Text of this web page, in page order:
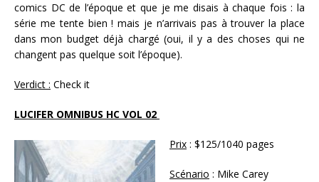
comics DC de l’époque et que je me disais à chaque fois : la
série me tente bien ! mais je n’arrivais pas à trouver la place
dans mon budget déjà chargé (oui, il y a des choses qui ne
changent pas quelque soit l’époque).
Verdict : Check it
LUCIFER OMNIBUS HC VOL 02
Prix : $125/1040 pages
Scénario : Mike Carey